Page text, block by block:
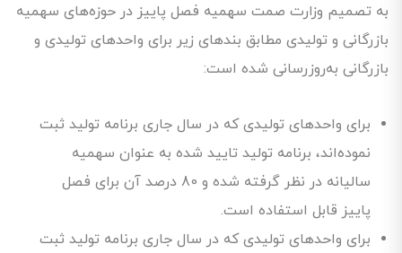
به تصمیم وزارت صمت سهمیه فصل پاییز در حوزه‌های سهمیه
بازرگانی و تولیدی مطابق بندهای زیر برای واحدهای تولیدی و
بازرگانی به‌روزرسانی شده است:
برای واحدهای تولیدی که در سال جاری برنامه تولید ثبت
نموده‌اند، برنامه تولید تایید شده به عنوان سهمیه
سالیانه در نظر گرفته شده و 80 درصد آن برای فصل
پاییز قابل استفاده است.
برای واحدهای تولیدی که در سال جاری برنامه تولید ثبت